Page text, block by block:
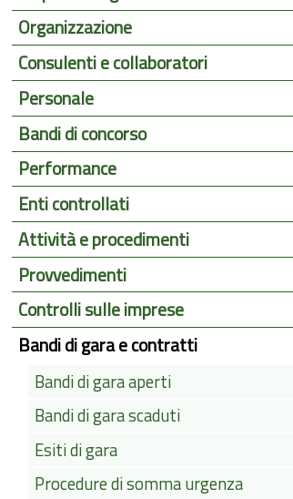
Organizzazione
Consulenti e collaboratori
Personale
Bandi di concorso
Performance
Enti controllati
Attività e procedimenti
Provvedimenti
Controlli sulle imprese
Bandi di gara e contratti
Bandi di gara aperti
Bandi di gara scaduti
Esiti di gara
Procedure di somma urgenza